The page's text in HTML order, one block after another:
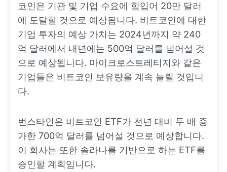
코인은 기관 및 기업 수요에 힘입어 20만 달러
에 도달할 것으로 예상됩니다. 비트코인에 대한
기업 투자의 예상 가치는 2024년까지 약 240
억 달러에서 내년에는 500억 달러를 넘어설 것
으로 예상됩니다. 마이크로스트레티지와 같은
기업들은 비트코인 보유량을 계속 늘릴 것입니
다.
번스타인은 비트코인 ETF가 전년 대비 두 배 증
가한 700억 달러를 넘어설 것으로 예상합니다.
이 회사는 또한 솔라나를 기반으로 하는 ETF를
승인할 계획입니다.